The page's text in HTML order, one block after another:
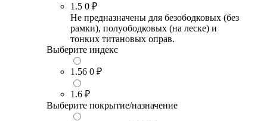
1.5 0 ₽
Не предназначены для безободковых (без
рамки), полуободковых (на леске) и
тонких титановых оправ.
Выберите индекс
1.56 0 ₽
1.6 ₽
Выберите покрытие/назначение